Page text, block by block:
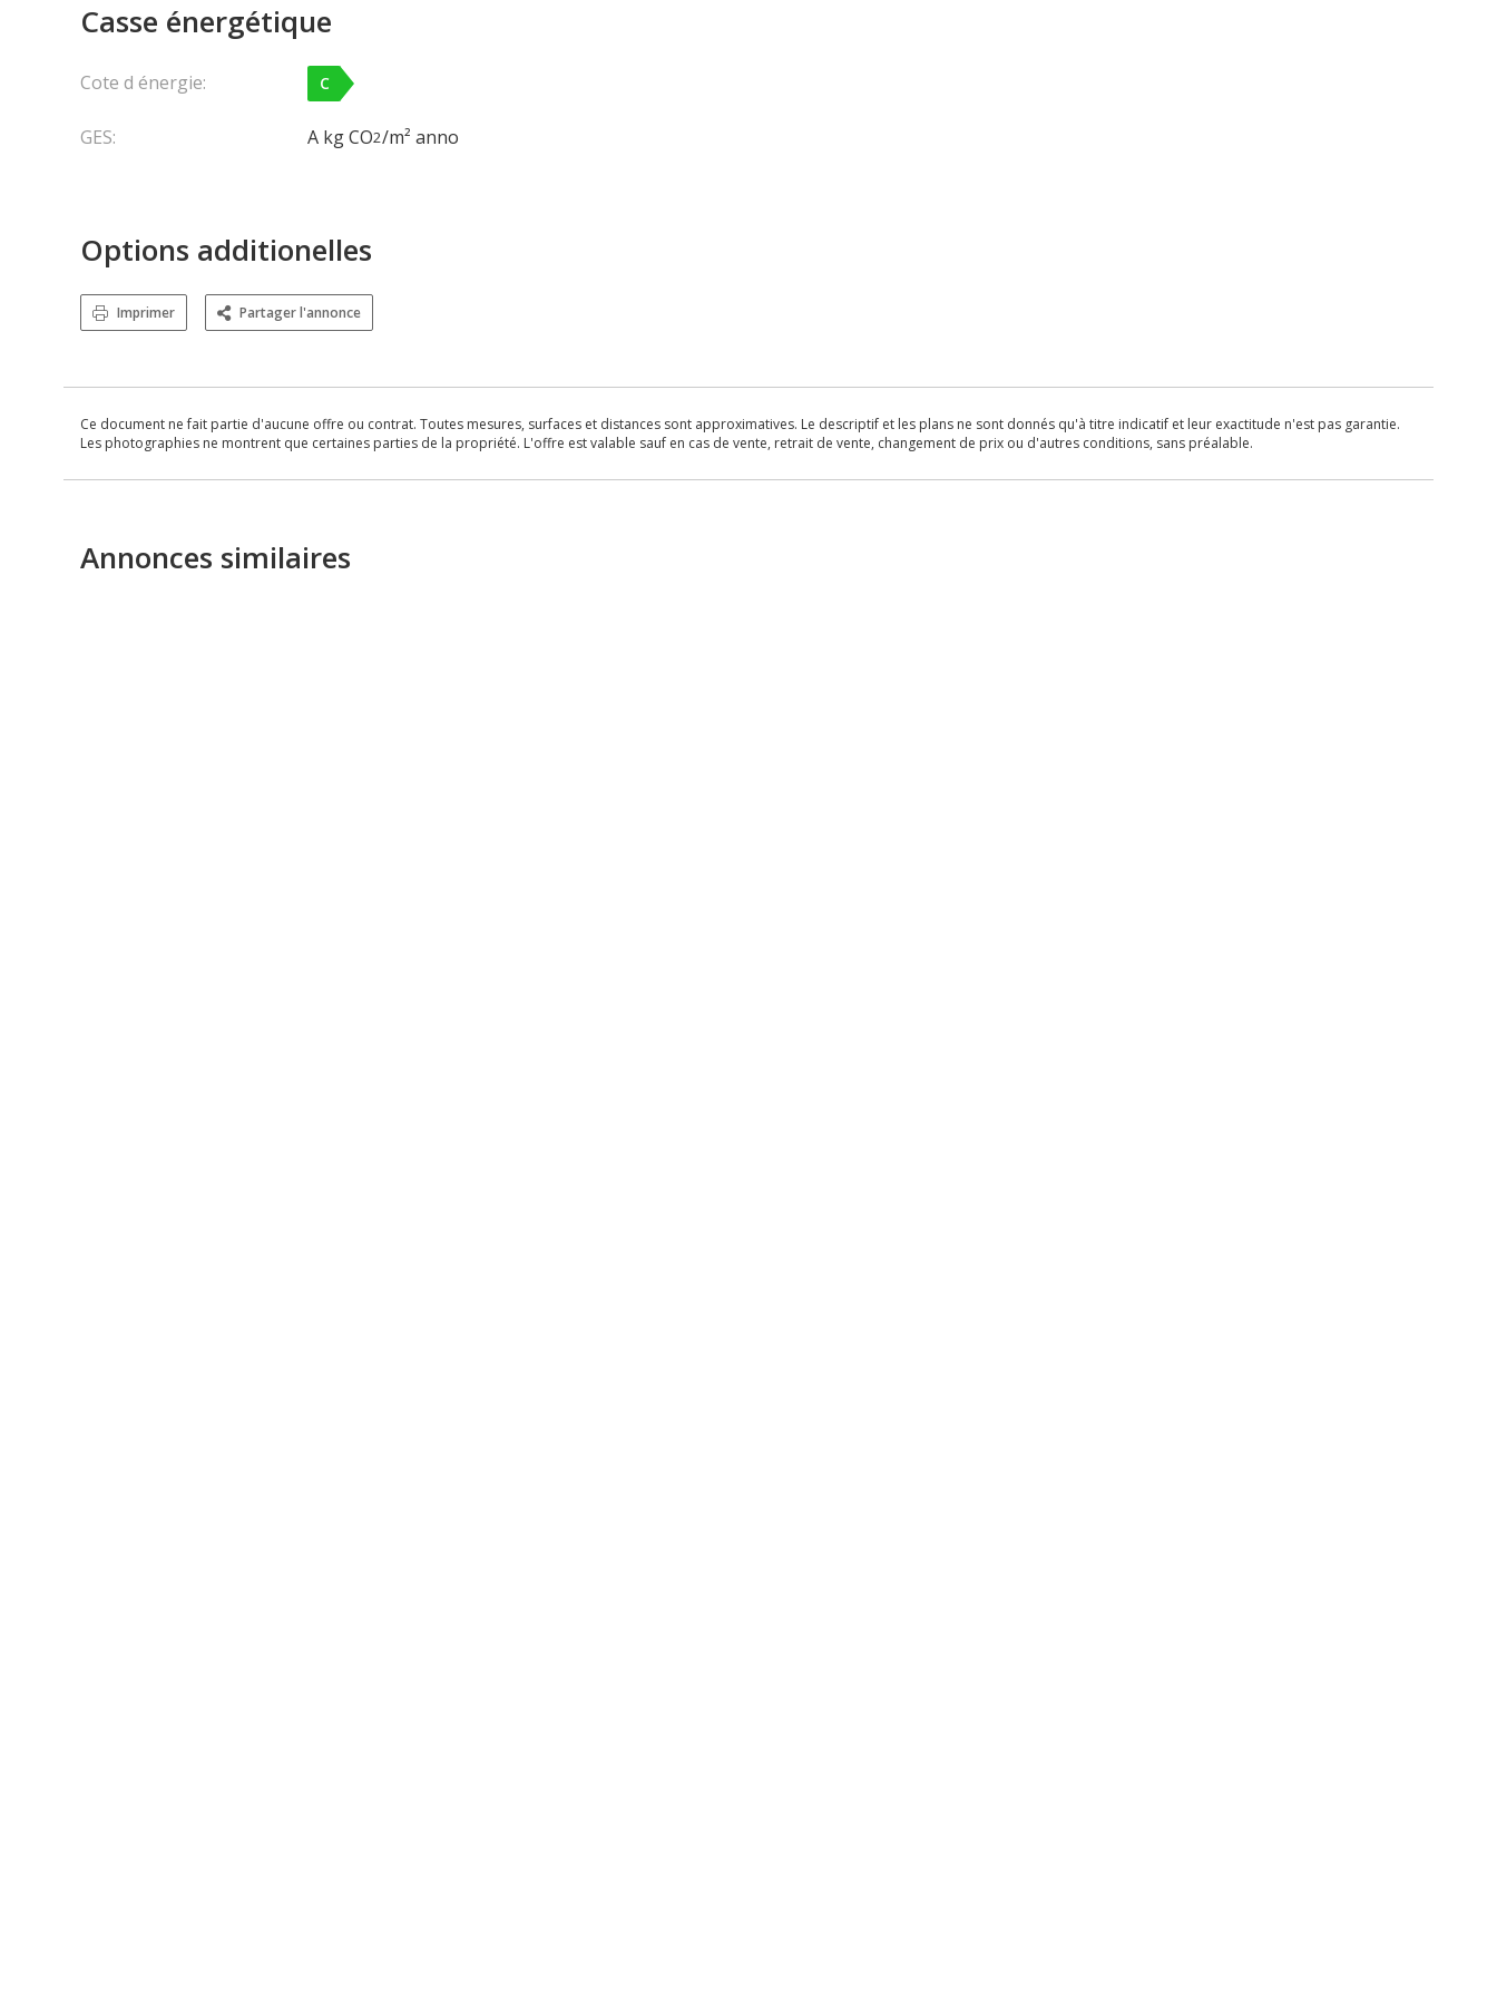
Casse énergétique
Cote d énergie: C
GES: A kg CO2/m² anno
Options additionelles
Imprimer Partager l'annonce
Ce document ne fait partie d'aucune offre ou contrat. Toutes mesures, surfaces et distances sont approximatives. Le descriptif et les plans ne sont donnés qu'à titre indicatif et leur exactitude n'est pas garantie.
Les photographies ne montrent que certaines parties de la propriété. L'offre est valable sauf en cas de vente, retrait de vente, changement de prix ou d'autres conditions, sans préalable.
Annonces similaires